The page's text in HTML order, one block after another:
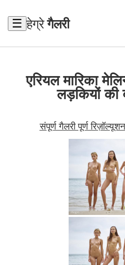
☰ हेग्रेगैलरी
एरियल मारिका
लड़कियों की
संपूर्ण गैलरी पूर्ण